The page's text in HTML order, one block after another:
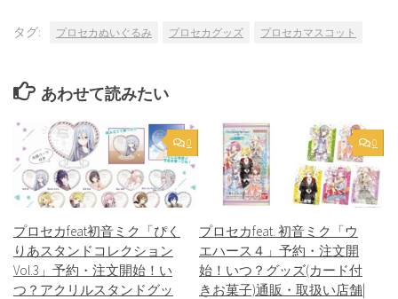
タグ: プロセカぬいぐるみ プロセカグッズ プロセカマスコット
あわせて読みたい
0
プロセカfeat初音ミク「ぴく
りあスタンドコレクション
Vol.3」予約・注文開始！い
つ？アクリルスタンドグッ
0
プロセカfeat. 初音ミク「ウ
エハース４」予約・注文開
始！いつ？グッズ(カード付
きお菓子)通販・取扱い店舗|